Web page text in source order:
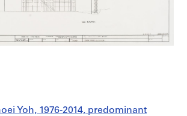
Yoh, 1976-2014, predominant